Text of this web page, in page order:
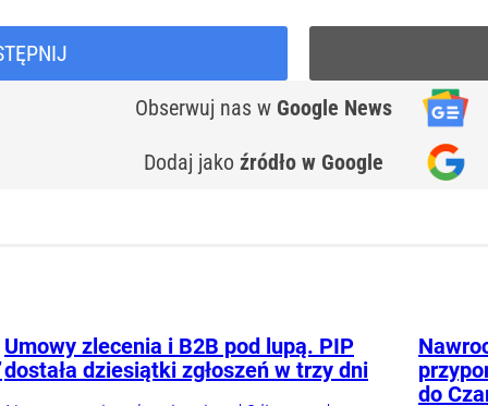
Obserwuj nas w Google News
Dodaj jako źródło w Google
Umowy zlecenia i B2B pod lupą. PIP
dostała dziesiątki zgłoszeń w trzy dni
do